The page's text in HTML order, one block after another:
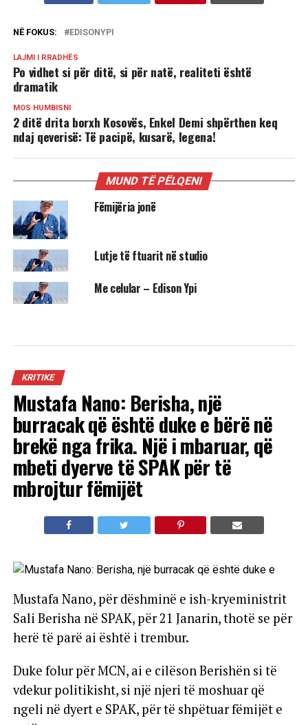
NË FOKUS: EDISONYPI
LAJMI I RRADHËS
Po vidhet si për ditë, si për natë, realiteti është
dramatik
MOS HUMBISNI
2 ditë drita borxh Kosovës, Enkel Demi shpërthen keq
ndaj qeverisë: Të pacipë, kusarë, legena!
MUND TË PËLQENI
Fëmijëria jonë
Lutje të ftuarit në studio
Me celular – Edison Ypi
KRITIKE
Mustafa Nano: Berisha, një
burracak që është duke e bërë në
brekë nga frika. Një i mbaruar, që
mbeti dyerve të SPAK për të
mbrojtur fëmijët
Mustafa Nano, për dëshminë e ish-kryeministrit
Sali Berisha në SPAK, për 21 Janarin, thotë se për
herë të parë ai është i trembur.
Duke folur për MCN, ai e cilëson Berishën si të
vdekur politikisht, si një njeri të moshuar që
ngeli në dyert e SPAK, për të shpëtuar fëmijët e